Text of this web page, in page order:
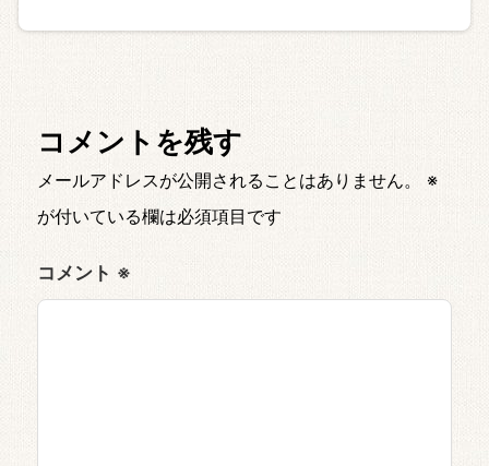
コメントを残す
メールアドレスが公開されることはありません。
※
が付いている欄は必須項目です
コメント ※